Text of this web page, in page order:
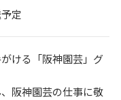
定
ける「阪神園芸」グ
阪神園芸の仕事に敬